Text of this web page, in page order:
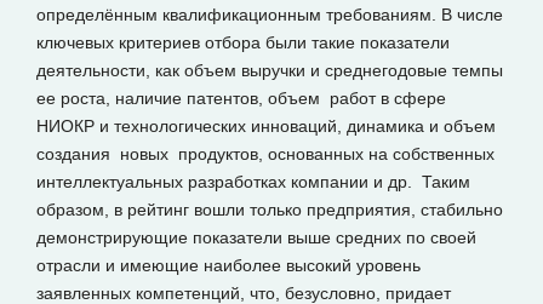
определённым квалификационным требованиям. В числе
ключевых критериев отбора были такие показатели
деятельности, как объем выручки и среднегодовые темпы
ее роста, наличие патентов, объем работ в сфере
НИОКР и технологических инноваций, динамика и объем
создания новых продуктов, основанных на собственных
интеллектуальных разработках компании и др. Таким
образом, в рейтинг вошли только предприятия, стабильно
демонстрирующие показатели выше средних по своей
отрасли и имеющие наиболее высокий уровень
заявленных компетенций, что, безусловно, придает